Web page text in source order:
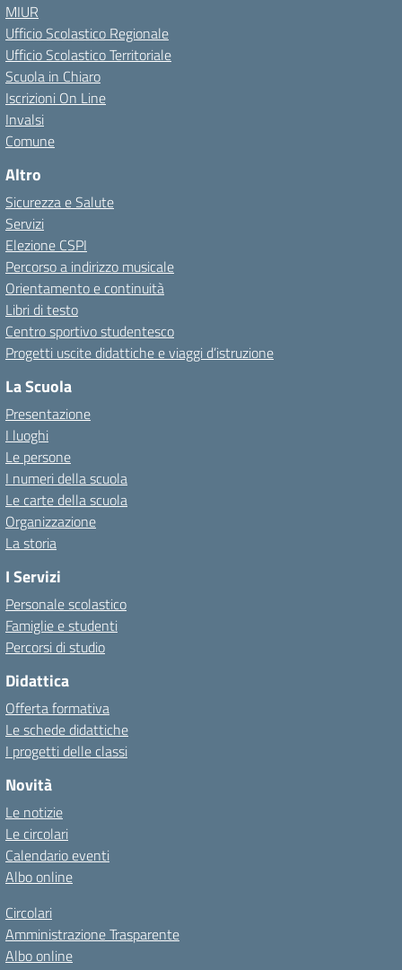
MIUR
Ufficio Scolastico Regionale
Ufficio Scolastico Territoriale
Scuola in Chiaro
Iscrizioni On Line
Invalsi
Comune
Altro
Sicurezza e Salute
Servizi
Elezione CSPI
Percorso a indirizzo musicale
Orientamento e continuità
Libri di testo
Centro sportivo studentesco
Progetti uscite didattiche e viaggi d’istruzione
La Scuola
Presentazione
I luoghi
Le persone
I numeri della scuola
Le carte della scuola
Organizzazione
La storia
I Servizi
Personale scolastico
Famiglie e studenti
Percorsi di studio
Didattica
Offerta formativa
Le schede didattiche
I progetti delle classi
Novità
Le notizie
Le circolari
Calendario eventi
Albo online
Circolari
Amministrazione Trasparente
Albo online